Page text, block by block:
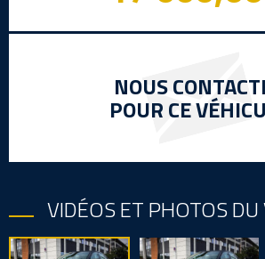
NOUS
POUR CE
VIDÉOS ET PHOTOS DU